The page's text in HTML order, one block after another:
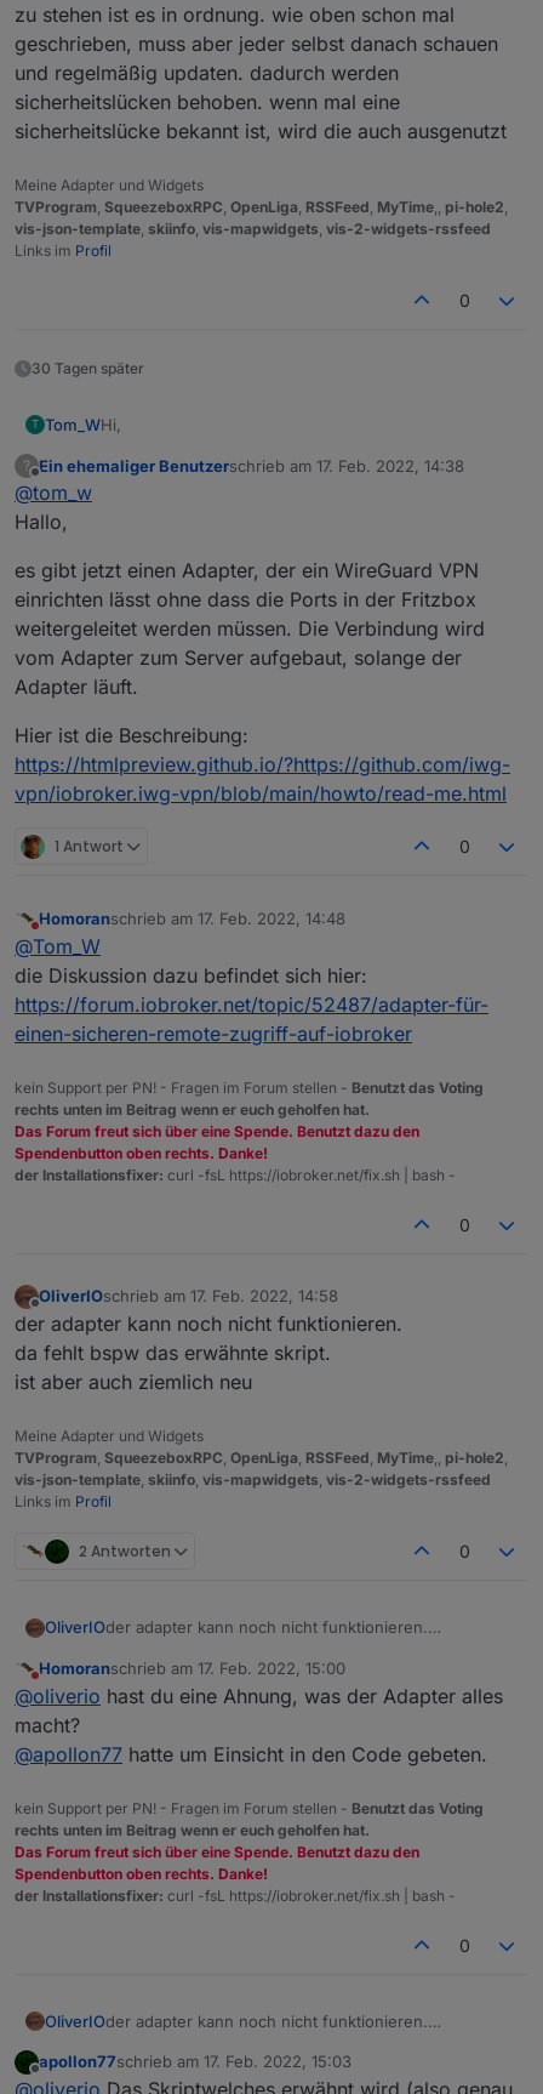
zu stehen ist es in ordnung. wie oben schon mal
geschrieben, muss aber jeder selbst danach schauen
und regelmäßig updaten. dadurch werden
sicherheitslücken behoben. wenn mal eine
sicherheitslücke bekannt ist, wird die auch ausgenutzt
Meine Adapter und Widgets
TVProgram SqueezeboxRPC OpenLiga RSSFeed MyTime pi-hole2
vis-json-template skiinfo vis-mapwidgets vis-2-widgets-rssfeed
Links im Profil
0
30 Tagen später
T Tom_WHi,
sorry, dass ist nun vermutlich eine sehr dumme Frage,
immer gefährlich ist.
sonst keine Verbindung zustande brachte.
Ist dies nun so richtig oder gibt es da auch sicherere
Möglichkeiten?
Vielen Dank
Gruß
?
Offline
Ein ehemaliger Benutzerschrieb am 17. Feb. 2022, 14:38
zuletzt editiert von
@tom_w
Hallo,
es gibt jetzt einen Adapter, der ein WireGuard VPN
einrichten lässt ohne dass die Ports in der Fritzbox
weitergeleitet werden müssen. Die Verbindung wird
vom Adapter zum Server aufgebaut, solange der
Adapter läuft.
Hier ist die Beschreibung:
https://htmlpreview.github.io/?https://github.com/iwg-
vpn/iobroker.iwg-vpn/blob/main/howto/read-me.html
1 Antwort 0
Nicht stören
Homoranschrieb am 17. Feb. 2022, 14:48
zuletzt editiert von
@Tom_W
die Diskussion dazu befindet sich hier:
https://forum.iobroker.net/topic/52487/adapter-für-
einen-sicheren-remote-zugriff-auf-iobroker
kein Support per PN! - Fragen im Forum stellen - Benutzt das Voting
rechts unten im Beitrag wenn er euch geholfen hat.
Das Forum freut sich über eine Spende. Benutzt dazu den
Spendenbutton oben rechts. Danke!
der Installationsfixer: curl -fsL https://iobroker.net/fix.sh | bash -
0
Offline
OliverIOschrieb am 17. Feb. 2022, 14:58
zuletzt editiert von
der adapter kann noch nicht funktionieren.
da fehlt bspw das erwähnte skript.
ist aber auch ziemlich neu
Meine Adapter und Widgets
TVProgram, SqueezeboxRPC, OpenLiga, RSSFeed, MyTime,, pi-hole2,
vis-json-template, skiinfo, vis-mapwidgets, vis-2-widgets-rssfeed
Links im Profil
2 Antworten 0
OliverIOder adapter kann noch nicht funktionieren.
ist aber auch ziemlich neu
Nicht stören
Homoranschrieb am 17. Feb. 2022, 15:00
zuletzt editiert von
@oliverio hast du eine Ahnung, was der Adapter alles
macht?
@apollon77 hatte um Einsicht in den Code gebeten.
kein Support per PN! - Fragen im Forum stellen - Benutzt das Voting
rechts unten im Beitrag wenn er euch geholfen hat.
Das Forum freut sich über eine Spende. Benutzt dazu den
Spendenbutton oben rechts. Danke!
der Installationsfixer: curl -fsL https://iobroker.net/fix.sh | bash -
0
OliverIOder adapter kann noch nicht funktionieren.
ist aber auch ziemlich neu
Offline
apollon77schrieb am 17. Feb. 2022, 15:03
zuletzt editiert von